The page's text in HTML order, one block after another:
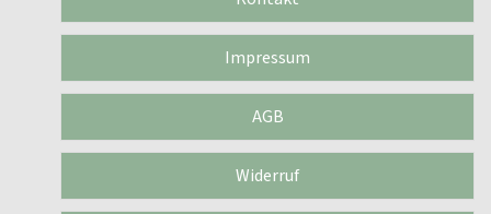
Impressum
AGB
Widerruf